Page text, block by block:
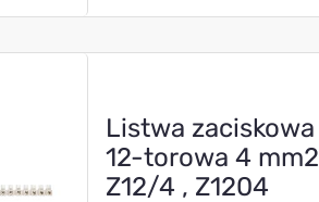
Listwa zaciskowa
12-torowa 4 mm2
Z12/4 , Z1204